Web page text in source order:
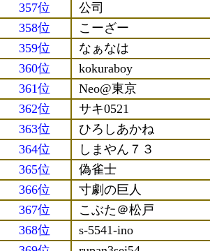
357位
公司
358位
こーざー
359位
なぁなは
360位
kokuraboy
361位
Neo@東京
362位
サキ0521
363位
ひろしあかね
364位
しまやん７３
365位
偽雀士
366位
寸劇の巨人
367位
こぶた＠松戸
368位
s-5541-ino